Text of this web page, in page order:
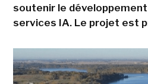
soutenir le
services IA. Le projet est